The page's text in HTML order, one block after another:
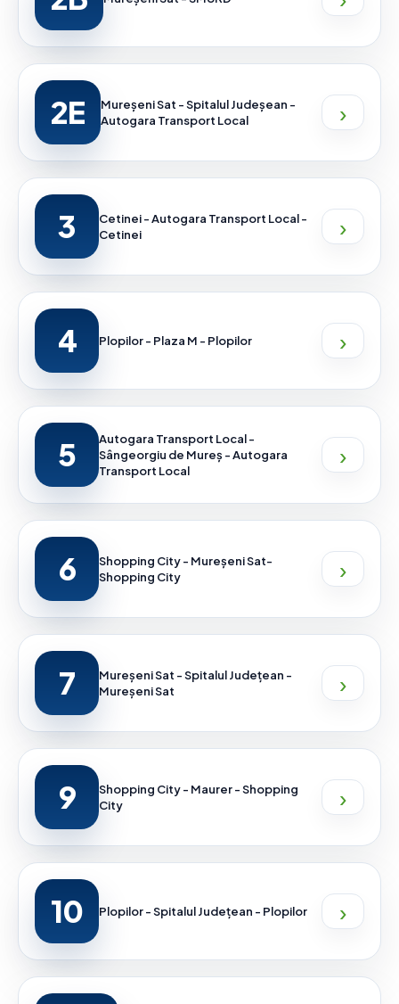
2E
Mureșeni Sat - Spitalul Judeșean -
Autogara Transport Local
›
3
Cetinei - Autogara Transport Local -
Cetinei
›
4 Plopilor - Plaza M - Plopilor ›
5
Autogara Transport Local -
Sângeorgiu de Mureș - Autogara
Transport Local
›
6
Shopping City - Mureșeni Sat-
Shopping City
›
7
Mureșeni Sat - Spitalul Județean -
Mureșeni Sat
›
9
Shopping City - Maurer - Shopping
City
›
10 Plopilor - Spitalul Judeţean - Plopilor ›